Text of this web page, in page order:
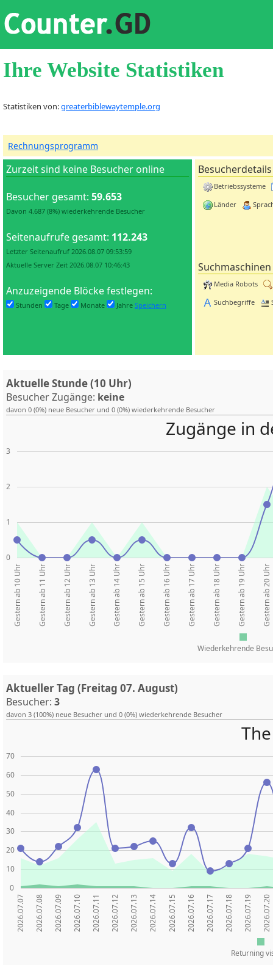
Ihre Website Statistiken
Statistiken von:greaterbiblewaytemple.org
Rechnungsprogramm
Zurzeit sind keine Besucher online
Besucher gesamt: 59.653
Davon 4.687 (8%) wiederkehrende Besucher
Seitenaufrufe gesamt: 112.243
Letzter Seitenaufruf 2026.08.07 09:53:59
Aktuelle Server Zeit 2026.08.07 10:46:43
Anzuzeigende Blöcke festlegen:
Stunden Tage Monate Jahre Speichern
Besucherdetails
Betriebssysteme
Länder
Suchmaschinen
Media Robots
Suchbegriffe
Aktuelle Stunde (10 Uhr)
Besucher Zugänge: keine
davon 0 (0%) neue Besucher und 0 (0%) wiederkehrende Besucher
0
1
2
3
Gestern ab 10 Uhr Gestern ab 11 Uhr Gestern ab 12 Uhr Gestern ab 13 Uhr Gestern ab 14 Uhr Gestern ab 15 Uhr Gestern ab 16 Uhr Gestern ab 17 Uhr Gestern ab 18 Uhr Gestern ab 19 Uhr Gestern ab 20 Uhr
Wiederkehrende
Zugänge in
Aktueller Tag (Freitag 07. August)
Besucher: 3
davon 3 (100%) neue Besucher und 0 (0%) wiederkehrende Besucher
0
10
20
30
40
50
60
70
2026.07.07 2026.07.08 2026.07.09 2026.07.10 2026.07.11 2026.07.12 2026.07.13 2026.07.14 2026.07.15 2026.07.16 2026.07.17 2026.07.18 2026.07.19 2026.07.20
Returning